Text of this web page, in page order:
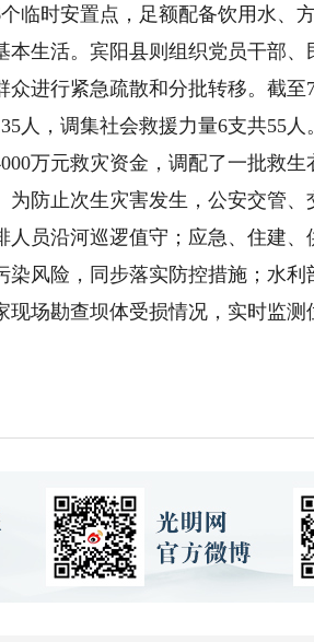
临时安置点，足额配备饮用水、
生活。宾阳县则组织党员干部、
进行紧急疏散和分批转移。截
人，调集社会救援力量6支共55人
万元救灾资金，调配了一批救生
为防止次生灾害发生，公安交管
人员沿河巡逻值守；应急、住建
风险，同步落实防控措施；水利
现场勘查坝体受损情况，实时监